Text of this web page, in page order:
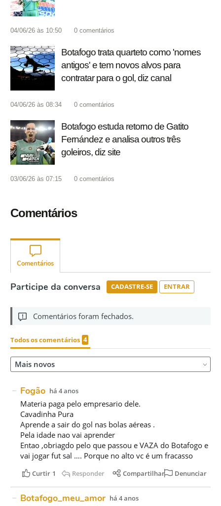
04/06/26 às 10:50 0 comentários
Botafogo trata quarteto como 'nomes
antigos' e tem novos alvos para
contratar para o gol, diz canal
04/06/26 às 08:34 0 comentários
Botafogo estuda retorno de Gatito
Fernández e analisa outros três
goleiros, diz site
03/06/26 às 07:15 0 comentários
Comentários